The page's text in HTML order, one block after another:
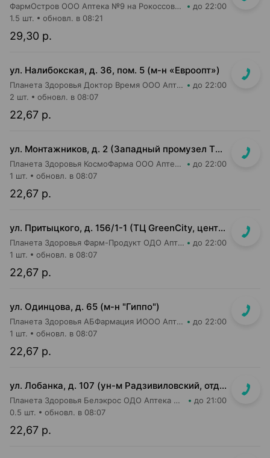
ФармОстров ООО Аптека №9 на Рокоссовского до 22:00
29,30 р.
1.5 шт. обновл. в 08:21
ул. Налибокская, д. 36, пом. 5 (м-н «Евроопт»)
Планета Здоровья Доктор Время ООО Аптека №51 до 22:00
22,67 р.
2 шт. обновл. в 08:07
ул. Монтажников, д. 2 (Западный промузел ТЭЦ-4, м-н "Евроопт")
Планета Здоровья КосмоФарма ООО Аптека №19 до 22:00
22,67 р.
1 шт. обновл. в 08:07
ул. Притыцкого, д. 156/1-1 (ТЦ GreenCity, центральный вход со стороны метро)
Планета Здоровья Фарм-Продукт ОДО Аптека №23 до 22:00
22,67 р.
1 шт. обновл. в 08:07
ул. Одинцова, д. 65 (м-н "Гиппо")
Планета Здоровья АБФармация ИООО Аптека №5 до 22:00
22,67 р.
1 шт. обновл. в 08:07
ул. Лобанка, д. 107 (ун-м Радзивиловский, отдельный вход с улицы)
Планета Здоровья Белэкрос ОДО Аптека №4 до 21:00
22,67 р.
0.5 шт. обновл. в 08:07